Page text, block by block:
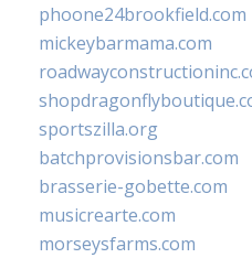
phoone24brookfield.com
mickeybarmama.com
sportszilla.org
batchprovisionsbar.com
brasserie-gobette.com
musicrearte.com
morseysfarms.com